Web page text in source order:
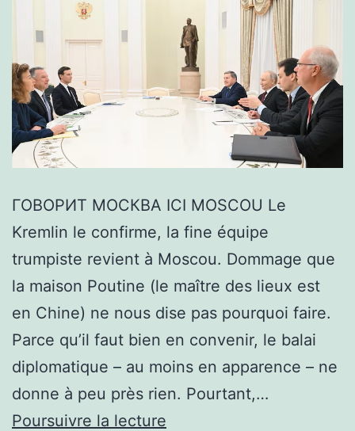
ГОВОРИТ МОСКВА ICI MOSCOU Le
Kremlin le confirme, la fine équipe
trumpiste revient à Moscou. Dommage que
la maison Poutine (le maître des lieux est
en Chine) ne nous dise pas pourquoi faire.
Parce qu’il faut bien en convenir, le balai
diplomatique – au moins en apparence – ne
donne à peu près rien. Pourtant,…
Poursuivre la lecture